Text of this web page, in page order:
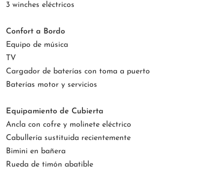
3 winches eléctricos
Confort a Bordo
Equipo de música
TV
Cargador de baterías con toma a puerto
Baterías motor y servicios
Equipamiento de Cubierta
Ancla con cofre y molinete eléctrico
Cabullería sustituida recientemente
Bimini en bañera
Rueda de timón abatible